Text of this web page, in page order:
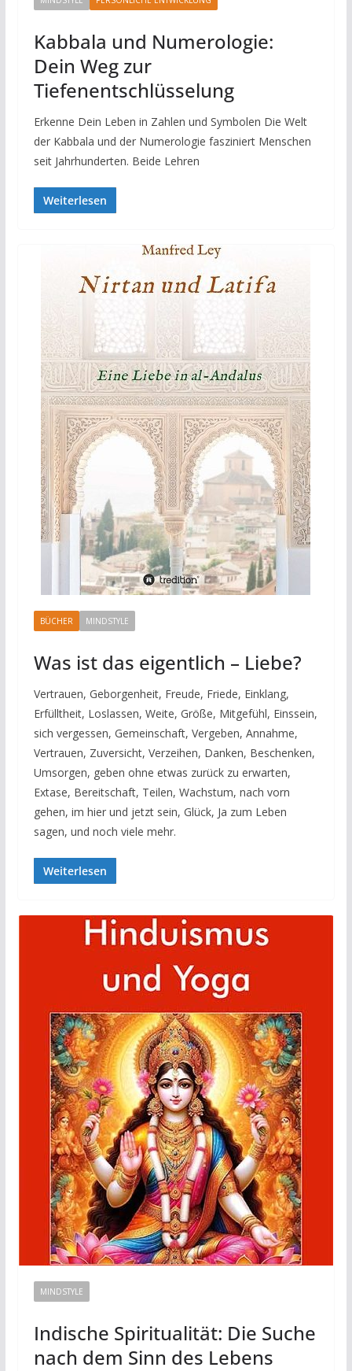
Kabbala und Numerologie:
Dein Weg zur
Tiefenentschlüsselung
Erkenne Dein Leben in Zahlen und Symbolen Die Welt
der Kabbala und der Numerologie fasziniert Menschen
seit Jahrhunderten. Beide Lehren
Weiterlesen
BÜCHER MINDSTYLE
Was ist das eigentlich – Liebe?
Vertrauen, Geborgenheit, Freude, Friede, Einklang,
Erfülltheit, Loslassen, Weite, Größe, Mitgefühl, Einssein,
sich vergessen, Gemeinschaft, Vergeben, Annahme,
Vertrauen, Zuversicht, Verzeihen, Danken, Beschenken,
Umsorgen, geben ohne etwas zurück zu erwarten,
Extase, Bereitschaft, Teilen, Wachstum, nach vorn
gehen, im hier und jetzt sein, Glück, Ja zum Leben
sagen, und noch viele mehr.
Weiterlesen
MINDSTYLE
Indische Spiritualität: Die Suche
nach dem Sinn des Lebens